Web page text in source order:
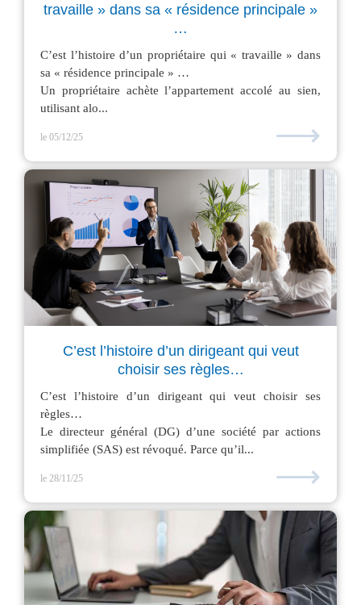
travaille » dans sa « résidence principale »
…
C’est l’histoire d’un propriétaire qui « travaille » dans
sa « résidence principale » …
Un propriétaire achète l’appartement accolé au sien,
utilisant alo...
le 05/12/25 ⟶
C’est l’histoire d’un dirigeant qui veut
choisir ses règles…
C’est l’histoire d’un dirigeant qui veut choisir ses
règles…
Le directeur général (DG) d’une société par actions
simplifiée (SAS) est révoqué. Parce qu’il...
le 28/11/25 ⟶